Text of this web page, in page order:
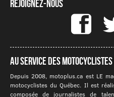
Rejoignez-nous
Au service des
Depuis 2008, motoplus.ca est LE
motocyclistes du Québec. Il est
composée de journalistes de